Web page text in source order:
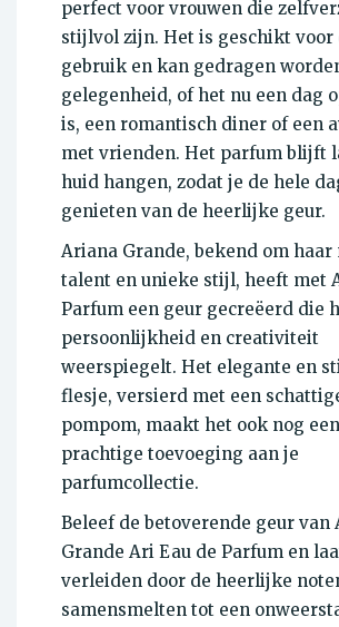
perfect voor vrouwen die
stijlvol zijn. Het is geschikt voor
gebruik en kan gedragen
gelegenheid, of het nu een dag
is, een romantisch diner of een
met vrienden. Het parfum blijft
huid hangen, zodat je de hele
genieten van de heerlijke geur.
Ariana Grande, bekend om haar
talent en unieke stijl, heeft met
Parfum een geur gecreëerd die
persoonlijkheid en creativiteit
weerspiegelt. Het elegante en
flesje, versierd met een
pompom, maakt het ook nog
prachtige toevoeging aan je
parfumcollectie.
Beleef de betoverende geur van
Grande Ari Eau de Parfum en
verleiden door de heerlijke
samensmelten tot een